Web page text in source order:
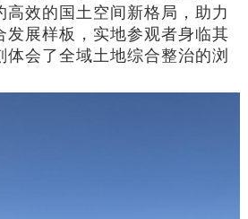
高效的国土空间新格局，助力
发展样板，实地参观者身临其
会了全域土地综合整治的浏